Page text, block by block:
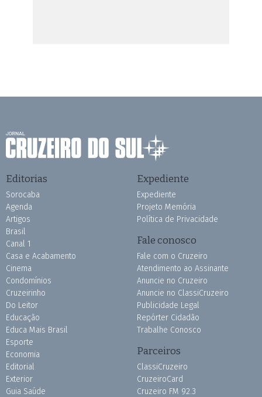
Editorias
Sorocaba
Agenda
Artigos
Brasil
Canal 1
Casa e Acabamento
Cinema
Condomínios
Cruzeirinho
Do Leitor
Educação
Educa Mais Brasil
Esporte
Economia
Editorial
Exterior
Guia Saúde
Expediente
Expediente
Projeto Memória
Política de Privacidade
Fale conosco
Fale com o Cruzeiro
Atendimento ao Assinante
Anuncie no Cruzeiro
Anuncie no ClassiCruzeiro
Publicidade Legal
Repórter Cidadão
Trabalhe Conosco
Parceiros
ClassiCruzeiro
CruzeiroCard
Cruzeiro FM 92.3